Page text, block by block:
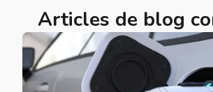
Articles de blog